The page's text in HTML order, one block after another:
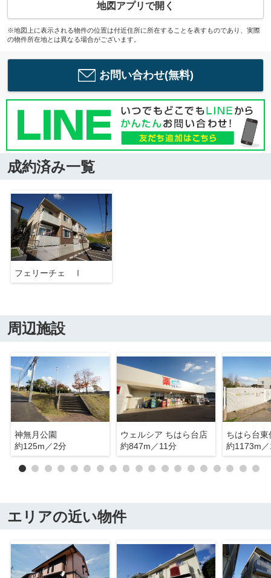
地図アプリで開く
※地図上に表示される物件の位置は付近住所に所在することを表すものであり、実際
の物件所在地とは異なる場合がございます。
お問い合わせ(無料)
成約済み一覧
フェリーチェ Ⅰ
周辺施設
神無月公園
約125m／2分
ウェルシア ちはら台店
約847m／11分
ちはら台東
約1173m
エリアの近い物件